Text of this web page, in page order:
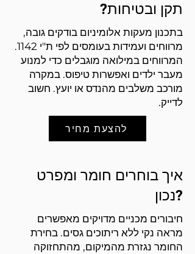
תקן ובטיחות?
בתכנון מעקות אלומיניום בודקים גובה,
מרווחים ועמידות בעומסים לפי ת"י 1142.
המרווחים במילואה מוגבלים כדי למנוע
מעבר ילדים ואפשרות טיפוס. במקרה
מורכב משלבים מהנדס או יועץ. חשוב
לדייק.
להצעת מחיר
איך בוחרים חומר ומפרט
נכון?
חיבורים מכניים מדויקים מאפשרים
מראה נקי ללא ריתוכים גסים. בחירת
החומר נגזרת מהמיקום, מהתחזוקה